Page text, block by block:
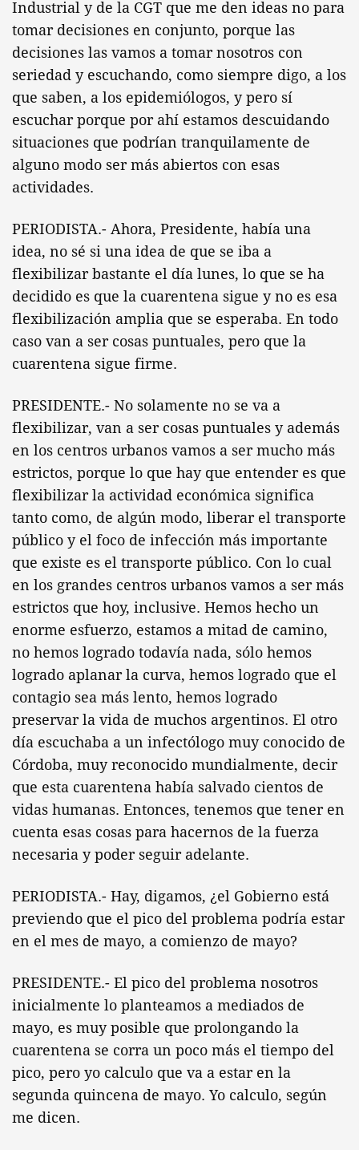
Industrial y de la CGT que me den ideas no para
tomar decisiones en conjunto, porque las
decisiones las vamos a tomar nosotros con
seriedad y escuchando, como siempre digo, a los
que saben, a los epidemiólogos, y pero sí
escuchar porque por ahí estamos descuidando
situaciones que podrían tranquilamente de
alguno modo ser más abiertos con esas
actividades.
PERIODISTA.- Ahora, Presidente, había una
idea, no sé si una idea de que se iba a
flexibilizar bastante el día lunes, lo que se ha
decidido es que la cuarentena sigue y no es esa
flexibilización amplia que se esperaba. En todo
caso van a ser cosas puntuales, pero que la
cuarentena sigue firme.
PRESIDENTE.- No solamente no se va a
flexibilizar, van a ser cosas puntuales y además
en los centros urbanos vamos a ser mucho más
estrictos, porque lo que hay que entender es que
flexibilizar la actividad económica significa
tanto como, de algún modo, liberar el transporte
público y el foco de infección más importante
que existe es el transporte público. Con lo cual
en los grandes centros urbanos vamos a ser más
estrictos que hoy, inclusive. Hemos hecho un
enorme esfuerzo, estamos a mitad de camino,
no hemos logrado todavía nada, sólo hemos
logrado aplanar la curva, hemos logrado que el
contagio sea más lento, hemos logrado
preservar la vida de muchos argentinos. El otro
día escuchaba a un infectólogo muy conocido de
Córdoba, muy reconocido mundialmente, decir
que esta cuarentena había salvado cientos de
vidas humanas. Entonces, tenemos que tener en
cuenta esas cosas para hacernos de la fuerza
necesaria y poder seguir adelante.
PERIODISTA.- Hay, digamos, ¿el Gobierno está
previendo que el pico del problema podría estar
en el mes de mayo, a comienzo de mayo?
PRESIDENTE.- El pico del problema nosotros
inicialmente lo planteamos a mediados de
mayo, es muy posible que prolongando la
cuarentena se corra un poco más el tiempo del
pico, pero yo calculo que va a estar en la
segunda quincena de mayo. Yo calculo, según
me dicen.